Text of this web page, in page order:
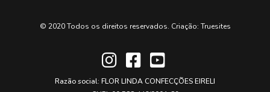
© 2020 Todos os direitos reservados. Criação: Truesites
Razão social: FLOR LINDA CONFECÇÕES EIRELI